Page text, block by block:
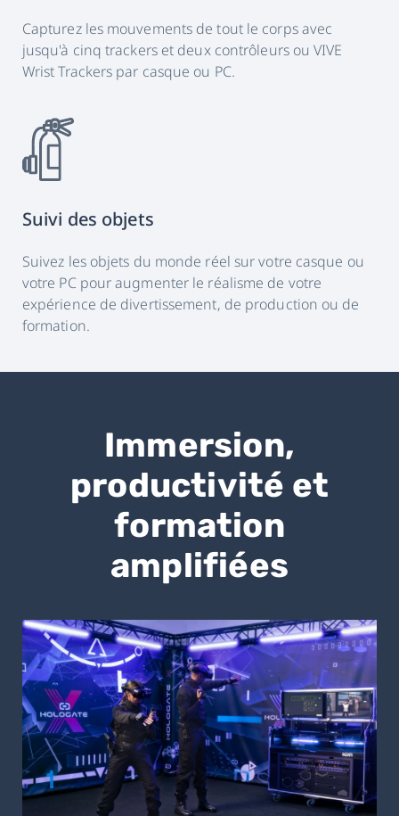
Capturez les mouvements de tout le corps avec
jusqu'à cinq trackers et deux contrôleurs ou VIVE
Wrist Trackers par casque ou PC.
Suivi des objets
Suivez les objets du monde réel sur votre casque ou
votre PC pour augmenter le réalisme de votre
expérience de divertissement, de production ou de
formation.
Immersion,
productivité et
formation
amplifiées